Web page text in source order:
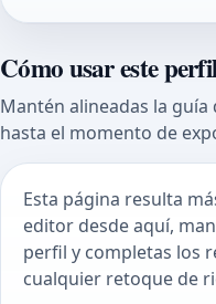
Cómo usar este
Mantén alineadas la
hasta el momento de
Esta página resulta
editor desde aquí,
perfil y completas los
cualquier retoque de